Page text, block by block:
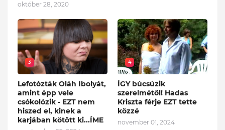
október 28, 2020
3
Lefotózták Oláh Ibolyát,
amint épp vele
csókolózik - EZT nem
hiszed el, kinek a
karjában kötött ki...ÍME
4
ÍGY búcsúzik
szerelmétől! Hadas
Kriszta férje EZT tette
közzé
november 01, 2024